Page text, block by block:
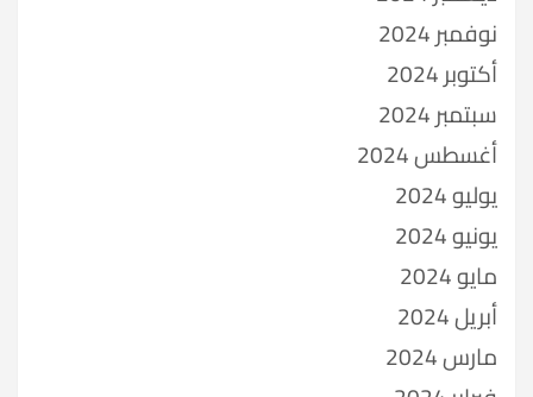
نوفمبر 2024
أكتوبر 2024
سبتمبر 2024
أغسطس 2024
يوليو 2024
يونيو 2024
مايو 2024
أبريل 2024
مارس 2024